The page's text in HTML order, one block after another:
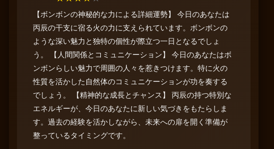
【ボンボンの神秘的な力による詳細運勢】 今日のあなたは
丙辰の干支に宿る火の力に支えられています。ボンボンの
ような深い魅力と独特の個性が際立つ一日となるでしょ
う。 【人間関係とコミュニケーション】 今日のあなたはボ
ンボンらしい魅力で周囲の人々を惹きつけます。特に火の
性質を活かした自然体のコミュニケーションが功を奏する
でしょう。 【精神的な成長とチャンス】 丙辰の持つ特別な
エネルギーが、今日のあなたに新しい気づきをもたらしま
す。過去の経験を活かしながら、未来への扉を開く準備が
整っているタイミングです。